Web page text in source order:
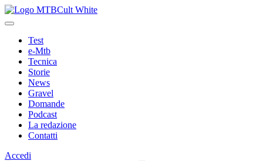
Test
e-Mtb
Tecnica
Storie
News
Gravel
Domande
Podcast
La redazione
Contatti
Accedi